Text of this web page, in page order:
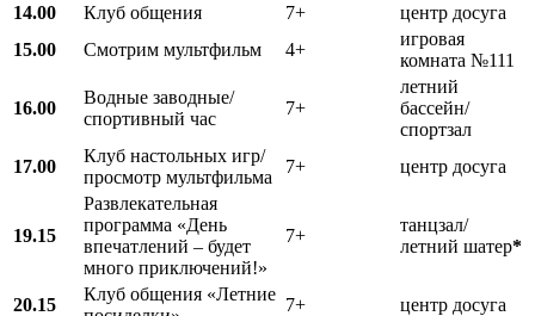
14.00
Клуб общения 7+
центр досуга
15.00
Смотрим мультфильм 4+
игровая
комната №111
16.00
Водные заводные/
спортивный час
7+
летний
бассейн/
спортзал
17.00
Клуб настольных игр/
просмотр мультфильма
7+ центр досуга
19.15
Развлекательная
программа «День
впечатлений – будет
много приключений!»
7+
танцзал/
летний шатер*
20.15
Клуб общения «Летние
7+ центр досуга